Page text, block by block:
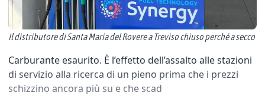
Il distributore di Santa Maria del Rovere a Treviso chiuso perché a secco
Carburante esaurito. È l’effetto dell’assalto alle stazioni
di servizio alla ricerca di un pieno prima che i prezzi
schizzino ancora più su e che scad